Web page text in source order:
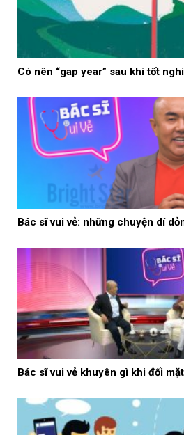
Có nên “gap year” sau khi tốt
Bác sĩ vui vẻ: những chuyện dí
Bác sĩ vui vẻ khuyên gì khi đối